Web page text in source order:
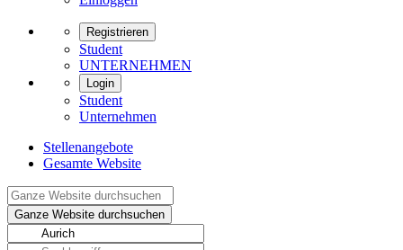
Registrieren
Student
UNTERNEHMEN
Login
Student
Unternehmen
Stellenangebote
Gesamte Website